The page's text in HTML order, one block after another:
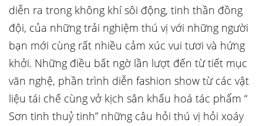
diễn ra trong không khí sôi động, tinh thần đồng
đội, của những trải nghiệm thú vị với những người
bạn mới cùng rất nhiều cảm xúc vui tươi và hứng
khởi. Những điều bất ngờ lần lượt đến từ tiết mục
văn nghệ, phần trình diễn fashion show từ các vật
liệu tái chế cùng vở kịch sân khấu hoá tác phẩm “
Sơn tinh thuỷ tinh” những câu hỏi thú vị hỏi xoáy